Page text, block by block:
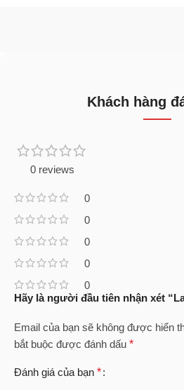
Khách hàng
0 reviews
0
0
0
0
0
Hãy là người đầu tiên nhận xét
Email của bạn sẽ không được hiển
bắt buộc được đánh dấu *
Đánh giá của bạn *